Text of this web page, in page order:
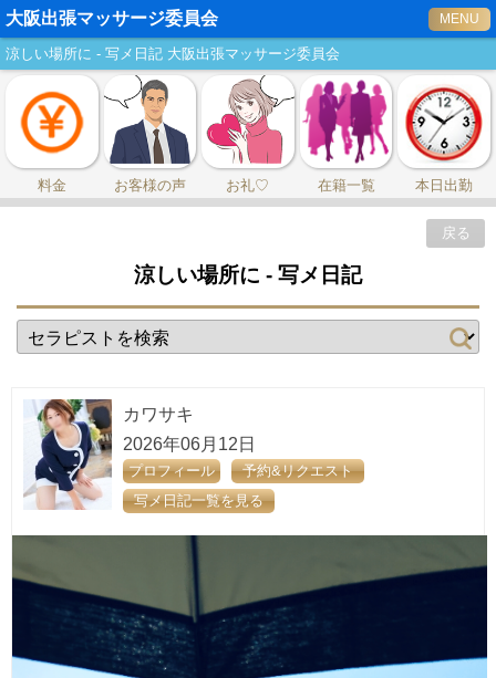
大阪出張マッサージ委員会 MENU
涼しい場所に - 写メ日記 大阪出張マッサージ委員会
料金 お客様の声 お礼♡ 在籍一覧 本日出勤
戻る
涼しい場所に - 写メ日記
カワサキ
2026年06月12日
プロフィール
予約&リクエスト
写メ日記一覧を見る